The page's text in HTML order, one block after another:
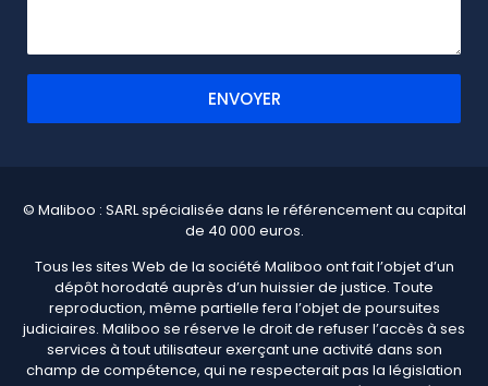
ENVOYER
© Maliboo : SARL spécialisée dans le référencement au capital
de 40 000 euros.
Tous les sites Web de la société Maliboo ont fait l’objet d’un
dépôt horodaté auprès d’un huissier de justice. Toute
reproduction, même partielle fera l’objet de poursuites
judiciaires. Maliboo se réserve le droit de refuser l’accès à ses
services à tout utilisateur exerçant une activité dans son
champ de compétence, qui ne respecterait pas la législation